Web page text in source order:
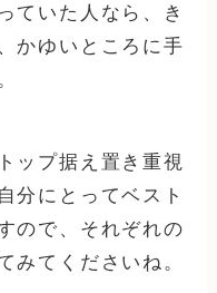
ていた人なら、き
かゆいところに手
ップ据え置き重視
分にとってベスト
ので、それぞれの
みてくださいね。